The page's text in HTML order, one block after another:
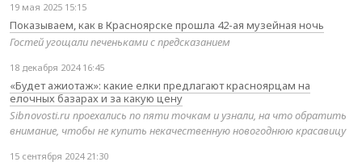
19 мая 2025 15:15
Показываем, как в Красноярске прошла 42-ая музейная ночь
Гостей угощали печеньками с предсказанием
18 декабря 2024 16:45
«Будет ажиотаж»: какие елки предлагают красноярцам на
елочных базарах и за какую цену
Sibnovosti.ru проехались по пяти точкам и узнали, на что обратить
внимание, чтобы не купить некачественную новогоднюю красавицу
15 сентября 2024 21:30